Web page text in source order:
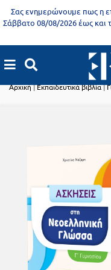
Σας ενημερώνουμε πως η
Σάββατο 08/08/2026 έως και
X
Βιβλία
ενήλικες
Αποκλειστική
Trivia
Books
- Η
γνώση
είναι
Προδημοτική
εκπαίδευση
Εκπαιδευτικές
αφίσες
Βιβλία
Ελληνίζειν
Δημοτικό
Α΄
Τάξη
Αρχική|Εκπαιδευτικά βιβλία|